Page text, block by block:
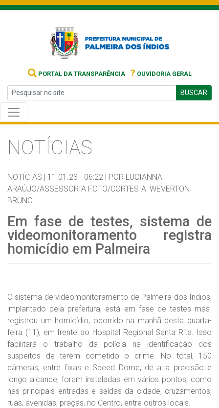
PORTAL DA TRANSPARÊNCIA ? OUVIDORIA GERAL
BUSCAR
NOTÍCIAS
NOTÍCIAS | 11.01.23 - 06:22 | POR LUCIANNA
ARAÚJO/ASSESSORIA FOTO/CORTESIA: WEVERTON
BRUNO
Em fase de testes, sistema de
videomonitoramento registra
homicídio em Palmeira
O sistema de videomonitoramento de Palmeira dos Índios,
implantado pela prefeitura, está em fase de testes mas
registrou um homicídio, ocorrido na manhã desta quarta-
feira (11), em frente ao Hospital Regional Santa Rita. Isso
facilitará o trabalho da polícia na identificação dos
suspeitos de terem cometido o crime. No total, 150
câmeras, entre fixas e Speed Dome, de alta precisão e
longo alcance, foram instaladas em vários pontos, como
nas principais entradas e saídas da cidade, cruzamentos,
ruas, avenidas, praças, no Centro, entre outros locais.